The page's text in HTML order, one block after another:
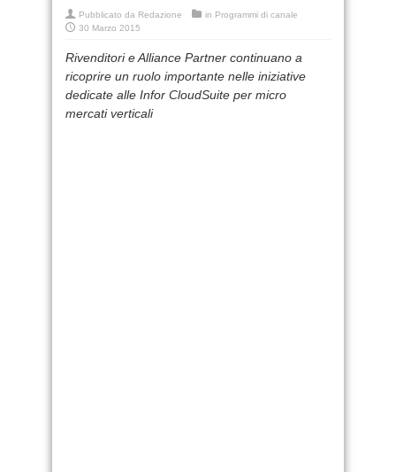
Pubblicato da Redazione in Programmi di canale
30 Marzo 2015
Rivenditori e Alliance Partner continuano a
ricoprire un ruolo importante nelle iniziative
dedicate alle Infor CloudSuite per micro
mercati verticali